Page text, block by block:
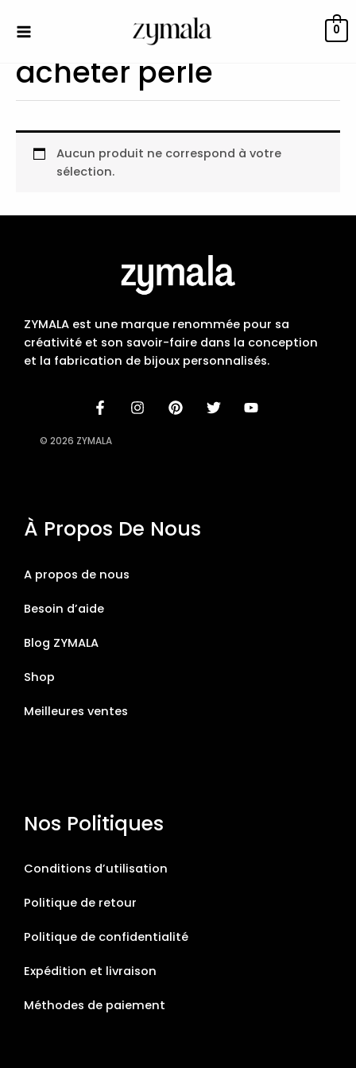
0
acheter perle
Aucun produit ne correspond à votre
sélection.
ZYMALA est une marque renommée pour sa
créativité et son savoir-faire dans la conception
et la fabrication de bijoux personnalisés.
© 2026 ZYMALA
À Propos De Nous
A propos de nous
Besoin d’aide
Blog ZYMALA
Shop
Meilleures ventes
Nos Politiques
Conditions d’utilisation
Politique de retour
Politique de confidentialité
Expédition et livraison
Méthodes de paiement